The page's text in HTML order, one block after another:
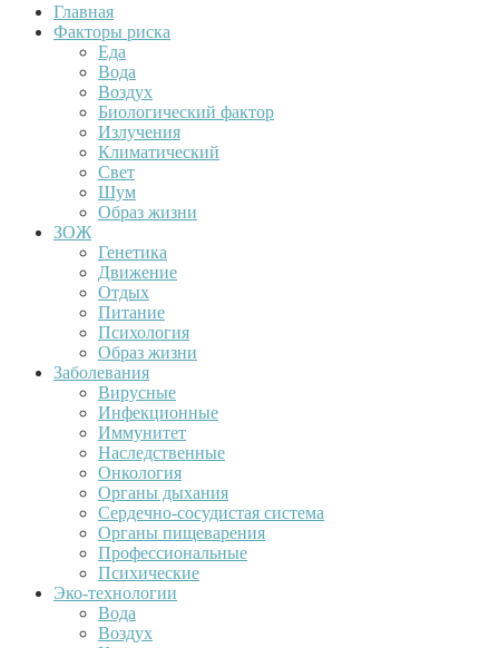
Главная
Факторы риска
Еда
Вода
Воздух
Биологический фактор
Излучения
Климатический
Свет
Шум
Образ жизни
ЗОЖ
Генетика
Движение
Отдых
Питание
Психология
Образ жизни
Заболевания
Вирусные
Инфекционные
Иммунитет
Наследственные
Онкология
Органы дыхания
Сердечно-сосудистая система
Органы пищеварения
Профессиональные
Психические
Эко-технологии
Вода
Воздух